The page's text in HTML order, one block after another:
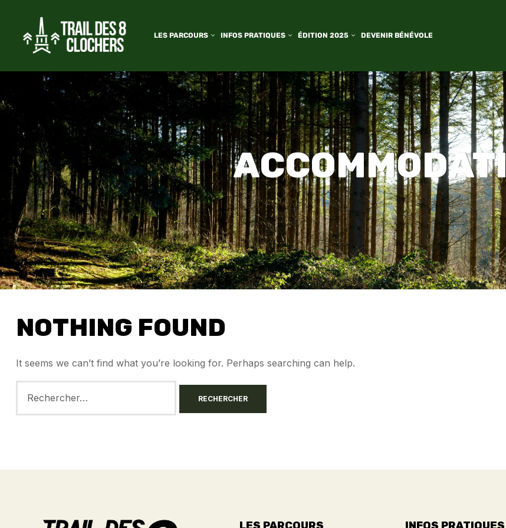
LES PARCOURS INFOS PRATIQUES ÉDITION 2025 DEVENIR BÉNÉVOLE
NOTHING FOUND
It seems we can’t find what you’re looking for. Perhaps searching can help.
LES PARCOURS INFOS PRATIQUES